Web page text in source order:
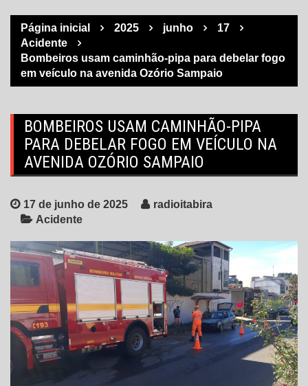
Página inicial 2025 junho
17
Acidente
Bombeiros usam caminhão-pipa para debelar fogo
em veículo na avenida Ozório Sampaio
BOMBEIROS USAM CAMINHÃO-PIPA
PARA DEBELAR FOGO EM VEÍCULO NA
AVENIDA OZÓRIO SAMPAIO
17 de junho de 2025
radioitabira
Acidente